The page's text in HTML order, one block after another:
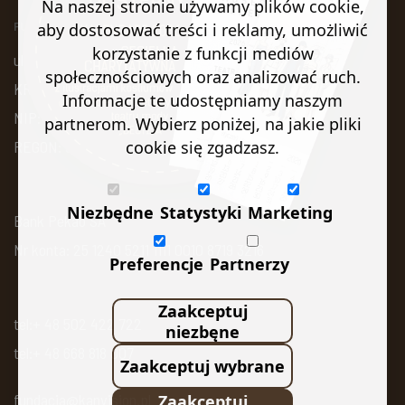
FUNDACJA KAN VISION
ul. Zdrojowa 51, 16-001 Kleosin
KRS: 0000761805
NIP: 9662126147
REGON: 382027394
Bank Pekao SA
Nr konta: 25 1240 5211 1111 0010 8719 3216
tel:+ 48 502 422 722
tel:+ 48 668 818 007
fundacja@kanvision.pl
Na naszej stronie używamy plików cookie,
aby dostosować treści i reklamy, umożliwić
korzystanie z funkcji mediów
społecznościowych oraz analizować ruch.
Informacje te udostępniamy naszym
partnerom. Wybierz poniżej, na jakie pliki
cookie się zgadzasz.
Niezbędne Statystyki Marketing
Preferencje Partnerzy
Zaakceptuj
niezbęne
Zaakceptuj wybrane